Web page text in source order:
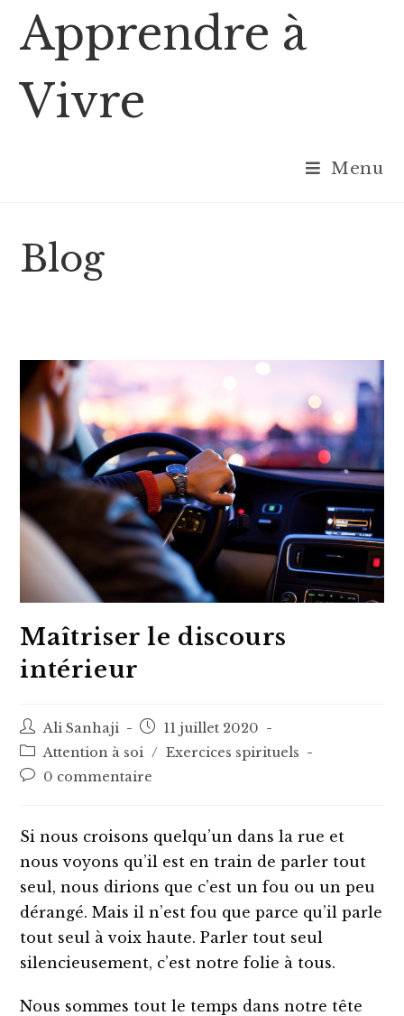
content
Apprendre à
Vivre
Menu
Blog
Maîtriser le discours
intérieur
Auteur/autrice
de
la
publication :
Ali Sanhaji
Post
published:
11 juillet 2020
Post
category:
Attention à soi / Exercices spirituels
Post0 commentaire
Si nous croisons quelqu’un dans la rue et
nous voyons qu’il est en train de parler tout
seul, nous dirions que c’est un fou ou un peu
dérangé. Mais il n’est fou que parce qu’il parle
tout seul à voix haute. Parler tout seul
silencieusement, c’est notre folie à tous.
Nous sommes tout le temps dans notre tête